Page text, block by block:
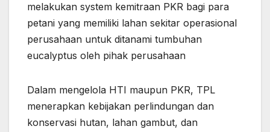
melakukan system kemitraan PKR bagi para
petani yang memiliki lahan sekitar operasional
perusahaan untuk ditanami tumbuhan
eucalyptus oleh pihak perusahaan
Dalam mengelola HTI maupun PKR, TPL
menerapkan kebijakan perlindungan dan
konservasi hutan, lahan gambut, dan